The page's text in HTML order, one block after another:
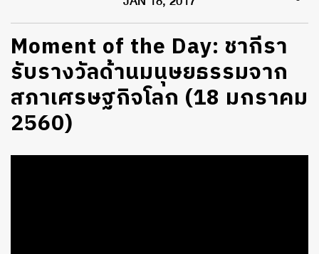
JAN 18, 2017
Moment of the Day: ชากีรา
รับรางวัลด้านมนุษยธรรมจาก
สภาเศรษฐกิจโลก (18 มกราคม
2560)